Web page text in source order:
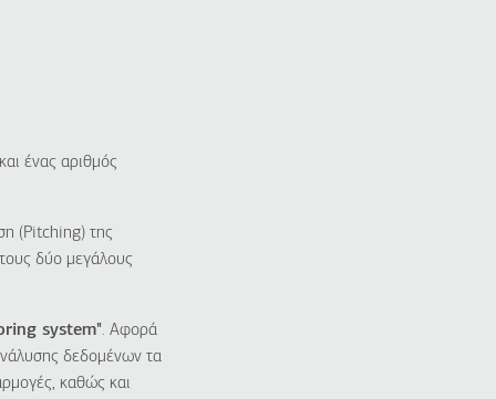
ένας αριθμός
(Pitching) της
δύο μεγάλους
system". Αφορά
δεδομένων τα
καθώς και